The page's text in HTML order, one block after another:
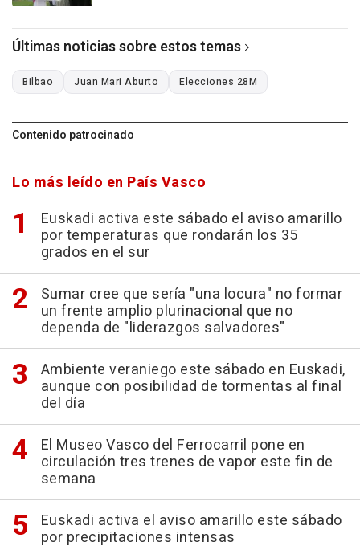
Últimas noticias sobre estos temas
Bilbao Juan Mari Aburto Elecciones 28M
Contenido patrocinado
Lo más leído en País Vasco
Euskadi activa este sábado el aviso amarillo
por temperaturas que rondarán los 35
grados en el sur
Sumar cree que sería "una locura" no formar
un frente amplio plurinacional que no
dependa de "liderazgos salvadores"
Ambiente veraniego este sábado en Euskadi,
aunque con posibilidad de tormentas al final
del día
El Museo Vasco del Ferrocarril pone en
circulación tres trenes de vapor este fin de
semana
Euskadi activa el aviso amarillo este sábado
por precipitaciones intensas